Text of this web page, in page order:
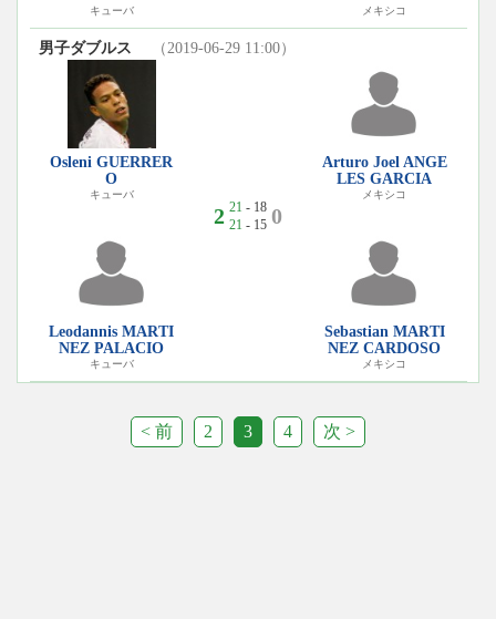
キューバ メキシコ
男子ダブルス （2019-06-29 11:00）
Osleni GUERRER
O
キューバ
Leodannis MARTI
NEZ PALACIO
キューバ
2 21 - 18
21 - 15 0
Arturo Joel ANGE
LES GARCIA
メキシコ
Sebastian MARTI
NEZ CARDOSO
メキシコ
< 前 2 3 4 次 >